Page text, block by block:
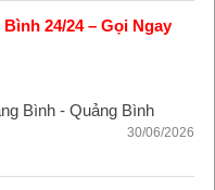
24/24 – Gọi Ngay
Bình - Quảng Bình
30/06/2026